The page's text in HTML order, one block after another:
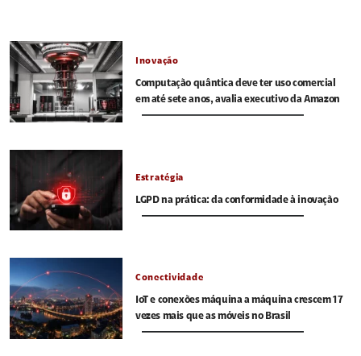
Inovação
Computação quântica deve ter uso comercial
em até sete anos, avalia executivo da Amazon
Estratégia
LGPD na prática: da conformidade à inovação
Conectividade
IoT e conexões máquina a máquina crescem 17
vezes mais que as móveis no Brasil